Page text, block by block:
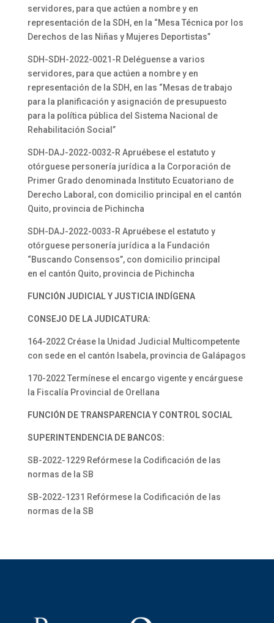
servidores, para que actúen a nombre y en
representación de la SDH, en la “Mesa Técnica por los
Derechos de las Niñas y Mujeres Deportistas”
SDH-SDH-2022-0021-R Deléguense a varios
servidores, para que actúen a nombre y en
representación de la SDH, en las “Mesas de trabajo
para la planificación y asignación de presupuesto
para la política pública del Sistema Nacional de
Rehabilitación Social”
SDH-DAJ-2022-0032-R Apruébese el estatuto y
otórguese personería jurídica a la Corporación de
Primer Grado denominada Instituto Ecuatoriano de
Derecho Laboral, con domicilio principal en el cantón
Quito, provincia de Pichincha
SDH-DAJ-2022-0033-R Apruébese el estatuto y
otórguese personería jurídica a la Fundación
“Buscando Consensos”, con domicilio principal
en el cantón Quito, provincia de Pichincha
FUNCIÓN JUDICIAL Y JUSTICIA INDÍGENA
CONSEJO DE LA JUDICATURA:
164-2022 Créase la Unidad Judicial Multicompetente
con sede en el cantón Isabela, provincia de Galápagos
170-2022 Termínese el encargo vigente y encárguese
la Fiscalía Provincial de Orellana
FUNCIÓN DE TRANSPARENCIA Y CONTROL SOCIAL
SUPERINTENDENCIA DE BANCOS:
SB-2022-1229 Refórmese la Codificación de las
normas de la SB
SB-2022-1231 Refórmese la Codificación de las
normas de la SB